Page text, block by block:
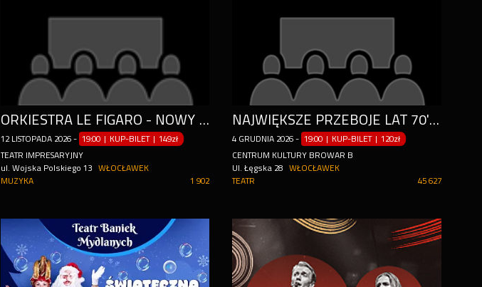
ORKIESTRA LE FIGARO - NOWY PROGRAM, NOWE EMOCJE!
12 LISTOPADA 2026 - 19:00 | KUP-BILET | 149zł
TEATR IMPRESARYJNY
ul. Wojska Polskiego 13
WŁOCŁAWEK
1 902
MUZYKA
NAJWIĘKSZE PRZEBOJE LAT 70' I 80' SYMFONICZNIE
4 GRUDNIA 2026 - 19:00 | KUP-BILET |120zł
CENTRUM KULTURY BROWAR B
Ul. Łęgska 28
WŁOCŁAWEK
45 627
TEATR